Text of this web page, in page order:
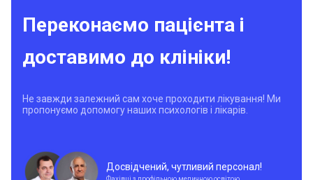
Переконаємо пацієнта і
доставимо до клініки!
Не завжди залежний сам хоче проходити лікування! Ми
пропонуємо допомогу наших психологів і лікарів.
Досвідчений, чутливий персонал!